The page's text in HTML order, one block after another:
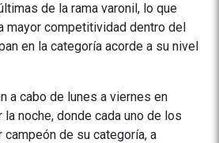
de la rama varonil, lo que
mayor competitividad dentro del
en la categoría acorde a su nivel
a cabo de lunes a viernes en
noche, donde cada uno de los
de su categoría, a